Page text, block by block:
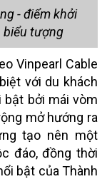
- điểm khởi
biểu tượng
Vinpearl Cable
với du khách
bật bởi mái vòm
mở hướng ra
tạo nên một
đáo, đồng thời
bật của Thành